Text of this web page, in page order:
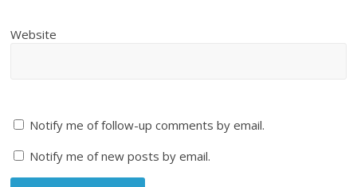
Website
Notify me of follow-up comments by email.
Notify me of new posts by email.